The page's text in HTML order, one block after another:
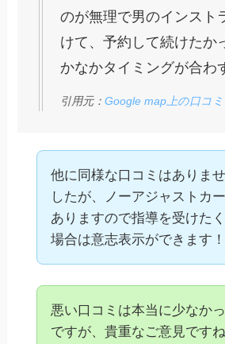
のが無理で男のインスト
けて、予約して続けたか
かなかタイミングが合わ
引用元：Google map上の口コミ
他に同様な口コミはありま
したが、ノーアジャストカ
ありますので指導を受けた
場合は意志表示ができます！
悪い口コミは本当に少なか
ですが、貴重なご意見ですね